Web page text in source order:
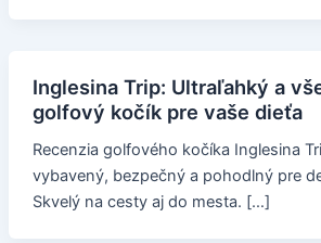
Inglesina Trip: Ultraľahký a
golfový kočík pre vaše dieťa
Recenzia golfového kočíka Inglesina
vybavený, bezpečný a pohodlný pre
Skvelý na cesty aj do mesta. […]